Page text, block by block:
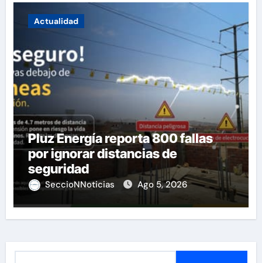
Actualidad
Pluz Energía reporta 800 fallas
por ignorar distancias de
seguridad
SeccioNNoticias Ago 5, 2026